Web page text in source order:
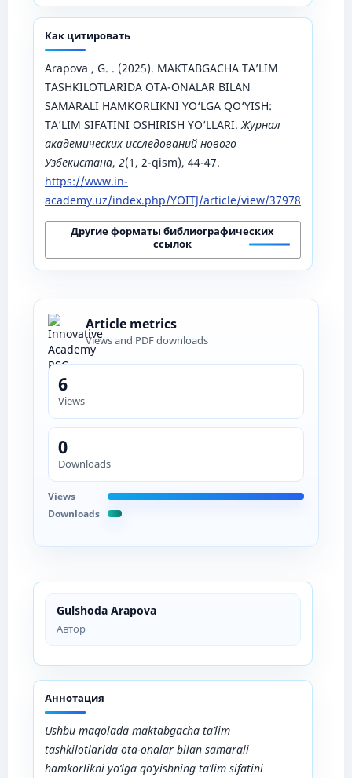
Gulshoda Arapova
Автор
Аннотация
Ushbu maqolada maktabgacha ta’lim
tashkilotlarida ota-onalar bilan samarali
hamkorlikni yo‘lga qo‘yishning ta’lim sifatini
Как цитировать
Arapova , G. . (2025). MAKTABGACHA TA’LIM
TASHKILOTLARIDA OTA-ONALAR BILAN
SAMARALI HAMKORLIKNI YO‘LGA QO‘YISH:
TA’LIM SIFATINI OSHIRISH YO‘LLARI.Журнал
академических исследований нового
Узбекистана, 2(1, 2-qism), 44-47.
https://www.in-
academy.uz/index.php/YOITJ/article/view/37978
Другие форматы библиографических
ссылок
Article metrics
Views and PDF downloads
6
Views
0
Downloads
Views
Downloads